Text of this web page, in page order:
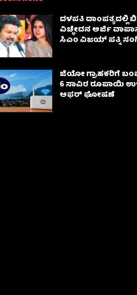
ದಳಪತಿ ದಾಂಪತ್ಯದಲ್ಲಿ
ವಿಚ್ಛೇದನ ಅರ್ಜಿ
ಸಿಎಂ ವಿಜಯ್ ಪತ್ನಿ
ಜಿಯೋ ಗ್ರಾಹಕರಿಗೆ
6 ಸಾವಿರ ರೂಪಾಯಿ
ಆಫರ್ ಘೋಷಣೆ